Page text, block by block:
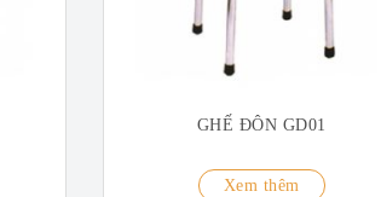
GHẾ ĐÔN GD01
Xem thêm